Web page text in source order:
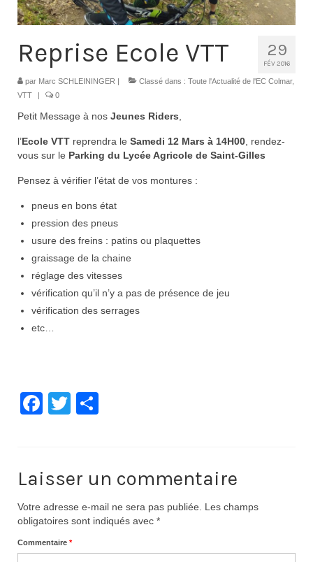
1950 à 1969
1980 à 1987
1997 à 2007
2008 à Aujourd’hui
Licence F.F.C.
Galerie Photos
Nos manifestations
Nos organisations de la saison
Classements
Piste
Plan d’entraînement 2026
Préparation Physique
29
FÉV 2016
Reprise Ecole VTT
par Marc SCHLEININGER Classé dans : Toute l'Actualité de l'EC Colmar,
VTT
0
Petit Message à nos Jeunes Riders,
l’Ecole VTT reprendra le Samedi 12 Mars à 14H00, rendez-
vous sur le Parking du Lycée Agricole de Saint-Gilles
Pensez à vérifier l’état de vos montures :
pneus en bons état
pression des pneus
usure des freins : patins ou plaquettes
graissage de la chaine
réglage des vitesses
vérification qu’il n’y a pas de présence de jeu
vérification des serrages
etc…
Facebook
Twitter
Laisser un commentaire
Votre adresse e-mail ne sera pas publiée. Les champs
obligatoires sont indiqués avec *
Commentaire *